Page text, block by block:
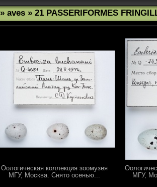
» aves » 21 PASSERIFORMES
Оологическая коллекция зоомузея
МГУ, Москва. Снято осенью...
МГУ,